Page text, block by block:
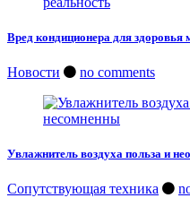
Вред кондиционера для здоровья
Новости no comments
Увлажнитель воздуха польза и
Сопутствующая техника